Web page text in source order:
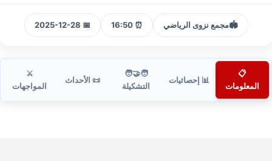
🏟️مجمع نزوى الرياضي ⏰ 16:50
📅 2025-12-28
📋
المعلومات
📊 إحصائيات
🧑‍🤝‍🧑
التشكيلة
📜 الأحداث
⚔️
المواجهات